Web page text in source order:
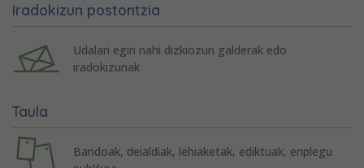
Iradokizun postontzia
Udalari egin nahi dizkiozun galderak edo
iradokizunak
Taula
Bandoak, deialdiak, lehiaketak, ediktuak, enplegu